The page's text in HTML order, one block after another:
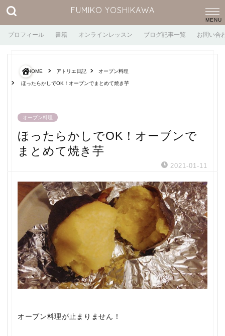
FUMIKO YOSHIKAWA
プロフィール 書籍 オンラインレッスン ブログ記事一覧 お問い合
HOME アトリエ日記 オーブン料理
ほったらかしでOK！オーブンでまとめて焼き芋
オーブン料理
ほったらかしでOK！オーブンで
まとめて焼き芋
2021-01-11
オーブン料理が止まりません！